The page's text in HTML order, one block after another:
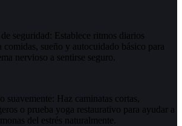
seguridad: Establece ritmos diarios
comidas, sueño y autocuidado básico para
nervioso a sentirse seguro.
suavemente: Haz caminatas cortas,
o prueba yoga restaurativo para ayudar a
del estrés naturalmente.